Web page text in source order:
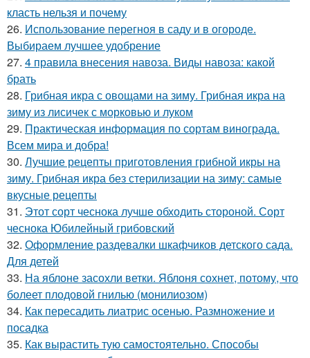
класть нельзя и почему
26. Использование перегноя в саду и в огороде.
Выбираем лучшее удобрение
27. 4 правила внесения навоза. Виды навоза: какой
брать
28. Грибная икра с овощами на зиму. Грибная икра на
зиму из лисичек с морковью и луком
29. Практическая информация по сортам винограда.
Всем мира и добра!
30. Лучшие рецепты приготовления грибной икры на
зиму. Грибная икра без стерилизации на зиму: самые
вкусные рецепты
31. Этот сорт чеснока лучше обходить стороной. Сорт
чеснока Юбилейный грибовский
32. Оформление раздевалки шкафчиков детского сада.
Для детей
33. На яблоне засохли ветки. Яблоня сохнет, потому, что
болеет плодовой гнилью (монилиозом)
34. Как пересадить лиатрис осенью. Размножение и
посадка
35. Как вырастить тую самостоятельно. Способы